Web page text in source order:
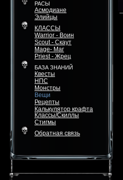
РАСЫ
Асмодиане
Элийцы
КЛАССЫ
Warrior - Воин
Scout - Скаут
Mage- Маг
Priest - Жрец
БАЗА ЗНАНИЙ
Квесты
НПС
Монстры
Вещи
Рецепты
Калькулятор крафта
Классы/Скиллы
Стигмы
Обратная связь